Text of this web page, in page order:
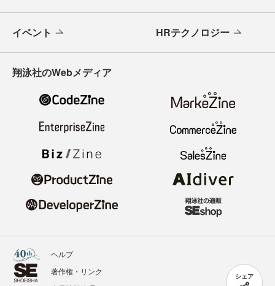
シェア
イベント HRテクノロジー
翔泳社のWebメディア
ヘルプ
著作権・リンク